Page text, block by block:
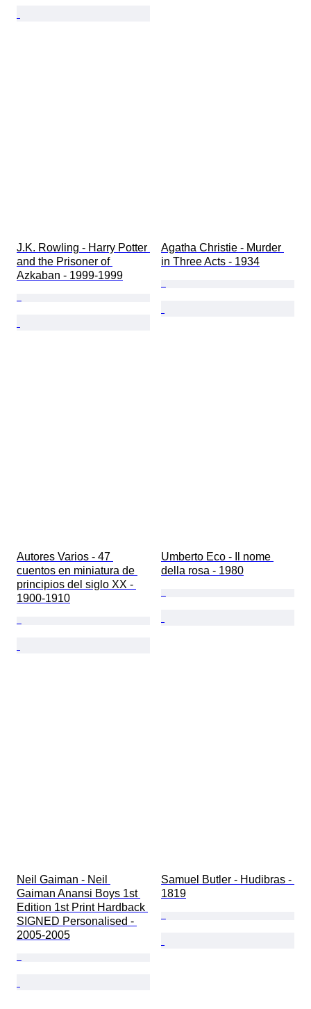
J.K. Rowling - Harry Potter
and the Prisoner of
Azkaban - 1999-1999
Agatha Christie - Murder
in Three Acts - 1934
Autores Varios - 47
cuentos en miniatura de
principios del siglo XX -
1900-1910
Umberto Eco - Il nome
della rosa - 1980
Neil Gaiman - Neil
Gaiman Anansi Boys 1st
Edition 1st Print Hardback
SIGNED Personalised -
2005-2005
Samuel Butler - Hudibras -
1819